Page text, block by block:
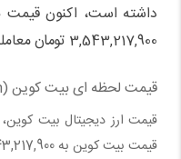
داشته است، اکنون قیمت
3,543,217,900 تومان معامله شد.
قیمت لحظه ایبیت کوین(Bitcoin) پنج شنبه ۱۸ مرداد ۱۴۰۳
قیمت ارز دیجیتال بیت کوین،
قیمت بیت کوین به 3,543,217,900